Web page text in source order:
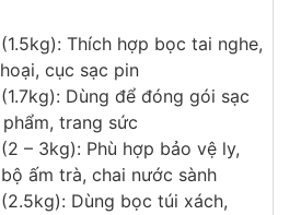
Thích hợp bọc tai nghe,
cục sạc pin
Dùng để đóng gói sạc
trang sức
– 3kg): Phù hợp bảo vệ ly,
ấm trà, chai nước sành
Dùng bọc túi xách,